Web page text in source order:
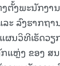
ງຕັ້ງພະນັກງ
ລົງຮາກຖາ
ຜນວິທີເຮັດວ
ຫຼ່ງ ຂອງ ສ